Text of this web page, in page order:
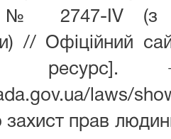
2747-IV (з
// Офіційний
laws/
захист прав